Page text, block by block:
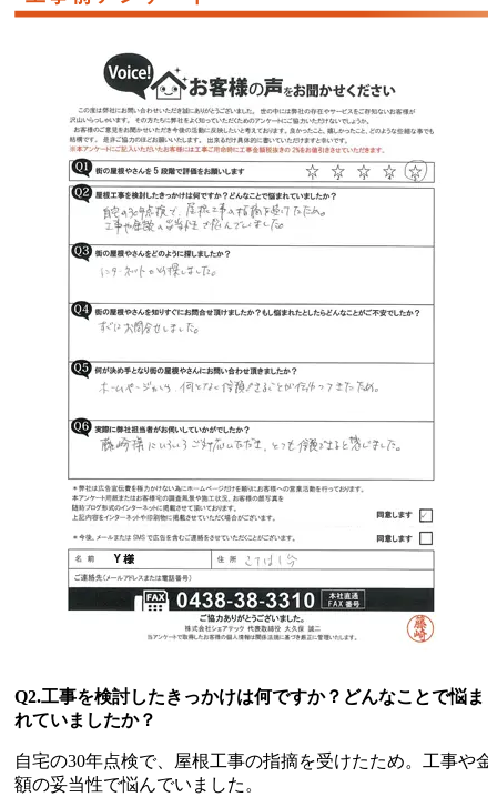
Q2.工事を検討したきっかけは何ですか？どんなことで悩ま
れていましたか？
自宅の30年点検で、屋根工事の指摘を受けたため。工事や金
額の妥当性で悩んでいました。